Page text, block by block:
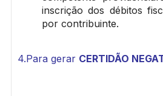
inscrição dos débitos
por contribuinte.
4.Para gerar CERTIDÃO